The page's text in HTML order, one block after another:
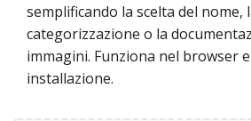
semplificando la scelta del nome,
categorizzazione o la
immagini. Funziona nel browser
installazione.